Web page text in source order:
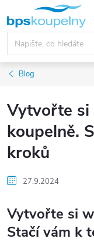
obsah
Blog
Vytvořte si
koupelně.
kroků
27.9.2024
Vytvořte si
Stačí vám k